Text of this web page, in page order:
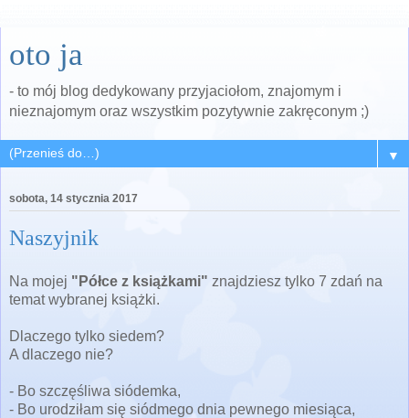
oto ja
- to mój blog dedykowany przyjaciołom, znajomym i
nieznajomym oraz wszystkim pozytywnie zakręconym ;)
▼
sobota, 14 stycznia 2017
Naszyjnik
Na mojej "Półce z książkami" znajdziesz tylko 7 zdań na
temat wybranej książki.
Dlaczego tylko siedem?
A dlaczego nie?
- Bo szczęśliwa siódemka,
- Bo urodziłam się siódmego dnia pewnego miesiąca,